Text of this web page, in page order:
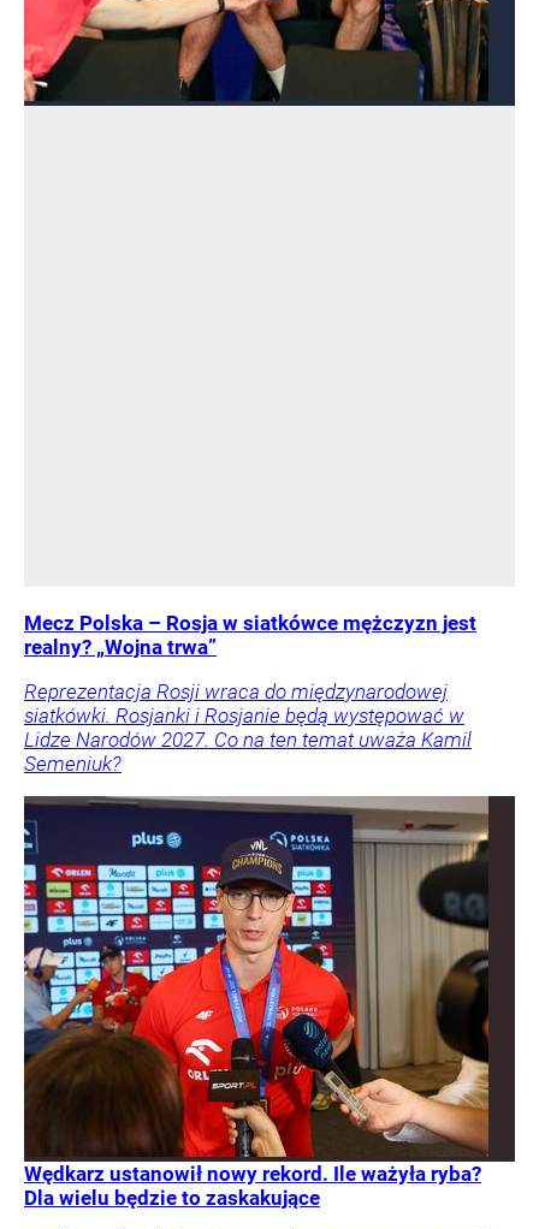
Mecz Polska – Rosja w siatkówce mężczyzn jest
realny? „Wojna trwa”
Reprezentacja Rosji wraca do międzynarodowej
siatkówki. Rosjanki i Rosjanie będą występować w
Lidze Narodów 2027. Co na ten temat uważa Kamil
Semeniuk?
Wędkarz ustanowił nowy rekord. Ile ważyła ryba?
Dla wielu będzie to zaskakujące